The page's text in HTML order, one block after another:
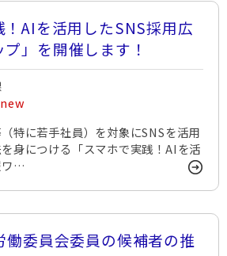
！AIを活用したSNS採用広
」を開催します！
new
特に若手社員）を対象にSNSを活用
身につける「スマホで実践！AIを活
ワ…
働委員会委員の候補者の推